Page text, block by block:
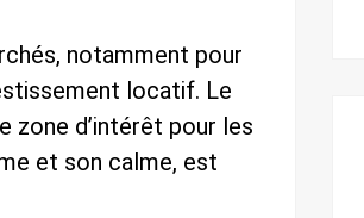
notamment pour
locatif. Le
zone d’intérêt pour les
et son calme, est